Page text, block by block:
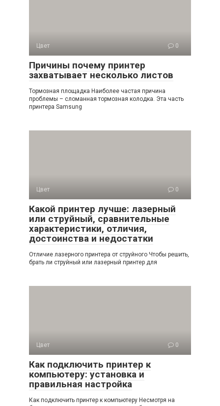
Цвет 0
Причины почему принтер
захватывает несколько листов
Тормозная площадка Наиболее частая причина
проблемы – сломанная тормозная колодка. Эта часть
принтера Samsung
Цвет 0
Какой принтер лучше: лазерный
или струйный, сравнительные
характеристики, отличия,
достоинства и недостатки
Отличие лазерного принтера от струйного Чтобы решить,
брать ли струйный или лазерный принтер для
Цвет 0
Как подключить принтер к
компьютеру: установка и
правильная настройка
Как подключить принтер к компьютеру Несмотря на